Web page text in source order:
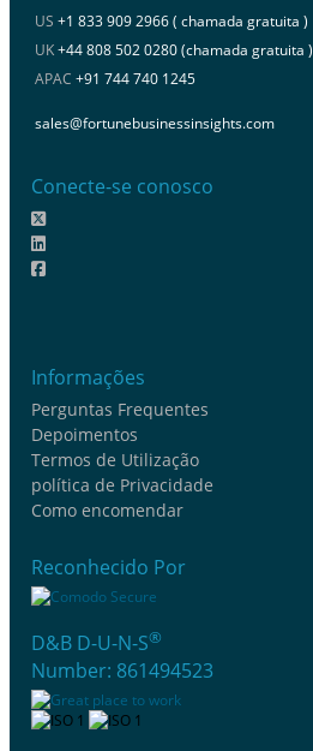
US +1 833 909 2966 ( chamada gratuita )
UK+44 808 502 0280 (chamada gratuita )
APAC +91 744 740 1245
sales@fortunebusinessinsights.com
Conecte-se conosco
Informações
Perguntas Frequentes
Depoimentos
Termos de Utilização
política de Privacidade
Como encomendar
Reconhecido Por
D&B D-U-N-S®
Number: 861494523